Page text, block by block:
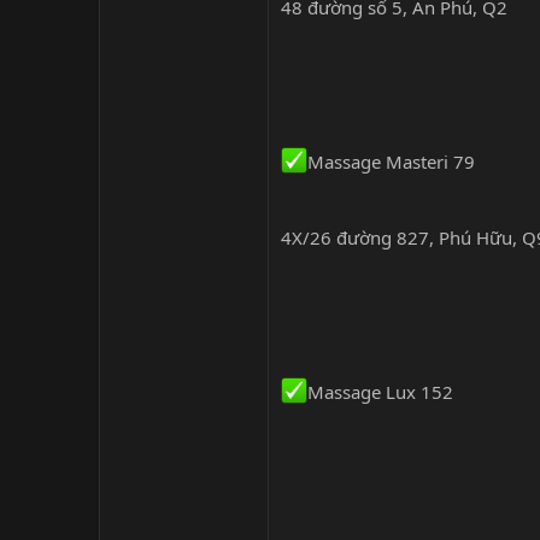
48 đường số 5, An Phú, Q2
Massage Masteri 79
4X/26 đường 827, Phú Hữu,
Massage Lux 152